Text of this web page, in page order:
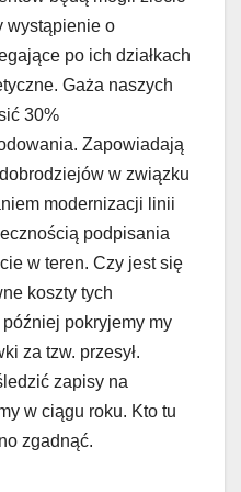
wystąpienie o
po ich działkach
Gaża naszych
30%
Zapowiadają
w związku
modernizacji linii
podpisania
w teren. Czy jest się
koszty tych
pokryjemy my
za tzw. przesył.
zapisy na
w ciągu roku. Kto tu
zgadnąć.